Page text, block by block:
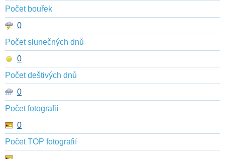
Počet bouřek
0
Počet slunečných dnů
0
Počet deštivých dnů
0
Počet fotografií
0
Počet TOP fotografií